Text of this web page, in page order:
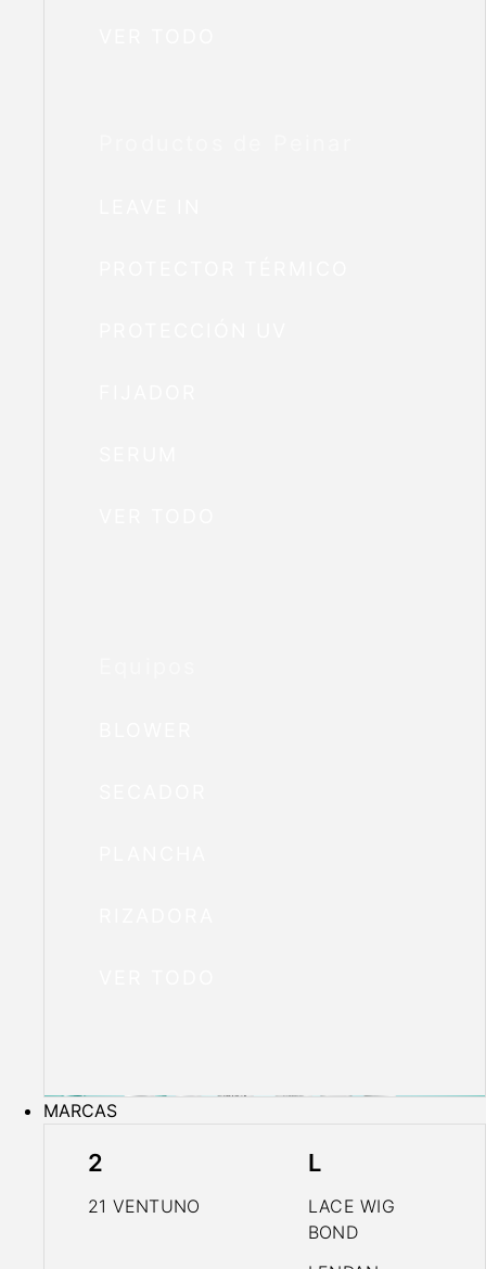
MARCAS
2
21 VENTUNO
L
LACE WIG
BOND